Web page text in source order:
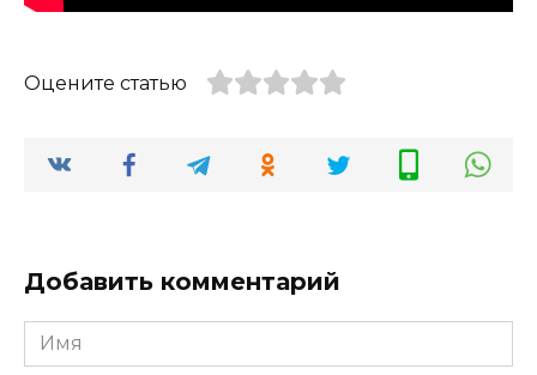
Оцените статью
Добавить комментарий
Имя
*